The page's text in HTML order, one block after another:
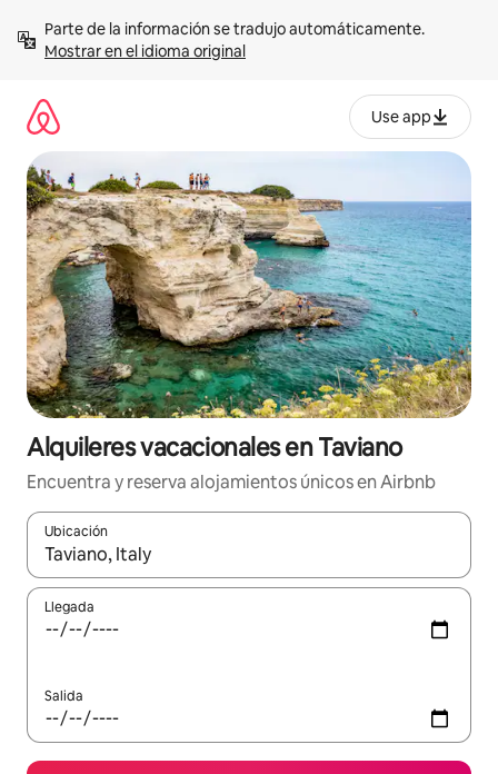
contenidoMostrar en el idioma original
Use app
Alquileres vacacionales en Taviano
Encuentra y reserva alojamientos únicos en Airbnb
Ubicación
Cuando los resultados estén disponibles, navega con las
Llegada
Salida